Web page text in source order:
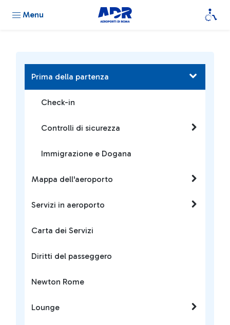
Menu
Prima della partenza
Check-in
Controlli di sicurezza
Immigrazione e Dogana
Mappa dell'aeroporto
Servizi in aeroporto
Carta dei Servizi
Diritti del passeggero
Newton Rome
Lounge